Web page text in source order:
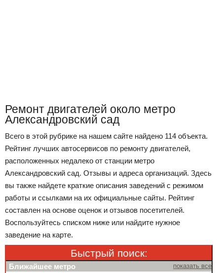
Ремонт двигателей около метро
Александровский сад
Всего в этой рубрике на нашем сайте найдено 114 объекта.
Рейтинг лучших автосервисов по ремонту двигателей,
расположенных недалеко от станции метро
Александровский сад. Отзывы и адреса организаций. Здесь
вы также найдете краткие описания заведений с режимом
работы и ссылками на их официальные сайты. Рейтинг
составлен на основе оценок и отзывов посетителей.
Воспользуйтесь списком ниже или найдите нужное
заведение на карте.
Быстрый поиск:
Ближайшее метро показать все